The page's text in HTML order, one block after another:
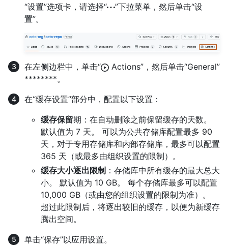
“设置”选项卡，请选择“
”下拉菜单，然后单击“设
置”。
在左侧边栏中，单击“
Actions”，然后单击“General”
********。
在“缓存设置”部分中，配置以下设置：
缓存保留期：在自动删除之前保留缓存的天数。
默认值为 7 天。 可以为公共存储库配置最多 90
天，对于专用存储库和内部存储库，最多可以配置
365 天（或最多由组织设置的限制）。
缓存大小逐出限制 ：存储库中所有缓存的最大总大
小。 默认值为 10 GB。 每个存储库最多可以配置
10,000 GB（或由您的组织设置的限制为准）。
超过此限制后，将逐出较旧的缓存，以便为新缓存
腾出空间。
单击“保存”以应用设置。